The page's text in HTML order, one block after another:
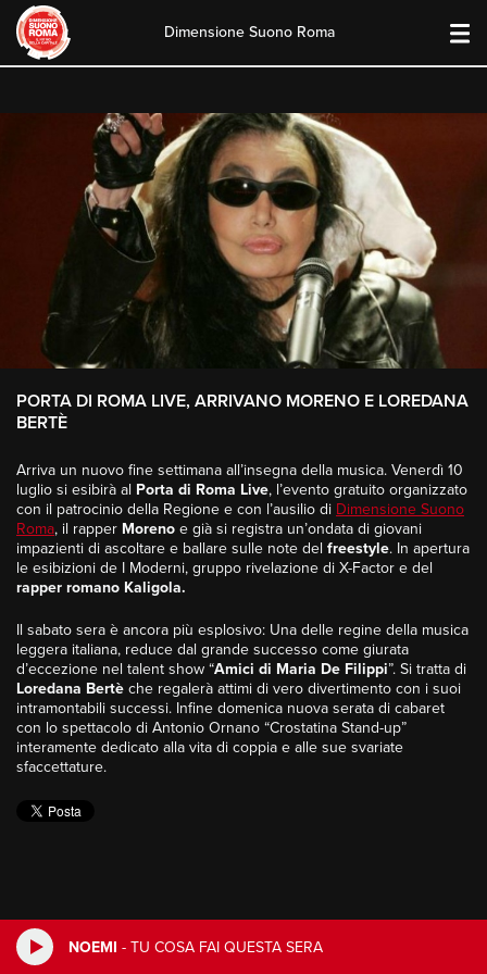
NOEMI - TU COSA FAI QUESTA SERA
content
Dimensione Suono Roma
PORTA DI ROMA LIVE, ARRIVANO MORENO E LOREDANA
BERTÈ
Arriva un nuovo fine settimana all’insegna della musica. Venerdì 10
luglio si esibirà al Porta di Roma Live, l’evento gratuito organizzato
con il patrocinio della Regione e con l’ausilio di Dimensione Suono
Roma, il rapper Moreno e già si registra un’ondata di giovani
impazienti di ascoltare e ballare sulle note del freestyle. In apertura
le esibizioni de I Moderni, gruppo rivelazione di X-Factor e del
rapper romano Kaligola.
Il sabato sera è ancora più esplosivo: Una delle regine della musica
leggera italiana, reduce dal grande successo come giurata
d’eccezione nel talent show “Amici di Maria De Filippi”. Si tratta di
Loredana Bertè che regalerà attimi di vero divertimento con i suoi
intramontabili successi. Infine domenica nuova serata di cabaret
con lo spettacolo di Antonio Ornano “Crostatina Stand-up”
interamente dedicato alla vita di coppia e alle sue svariate
sfaccettature.